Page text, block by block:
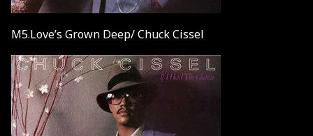
M5.Love’s Grown Deep/ Chuck Cissel